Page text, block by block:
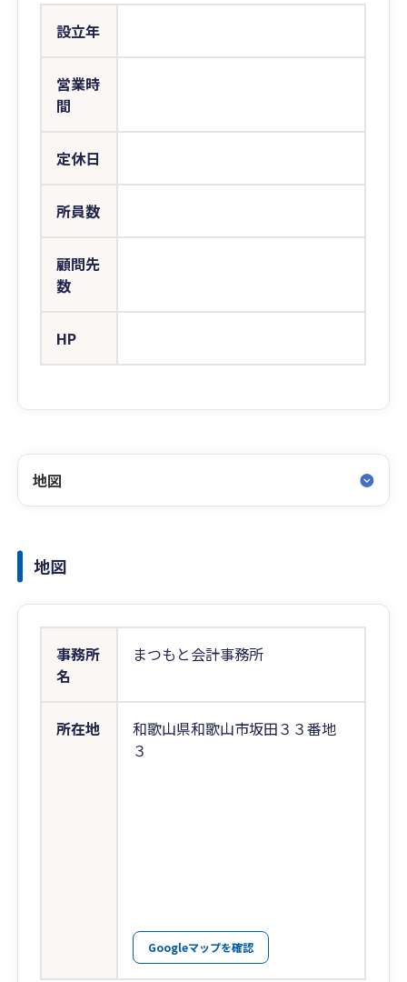
設立年
営業時
間
定休日
所員数
顧問先
数
HP
地図
地図
事務所
名
まつもと会計事務所
所在地
和歌山県和歌山市坂田３３番地
３
Googleマップを確認